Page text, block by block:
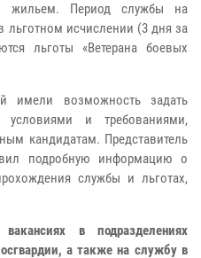
жильем. Период службы на
льготном исчислении (3 дня за
льготы «Ветерана боевых
имели возможность задать
и требованиями,
кандидатам. Представитель
подробную информацию о
службы и льготах,
в подразделениях
а также на службу в